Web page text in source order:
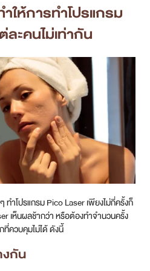
ให้การทำโปรแกรม
ะคนไม่เท่ากัน
ำโปรแกรม Pico Laser เพียงไม่กี่ครั้งก็
เห็นผลช้ากว่า หรือต้องทำจำนวนครั้ง
ควบคุมไม่ได้ ดังนี้
กัน